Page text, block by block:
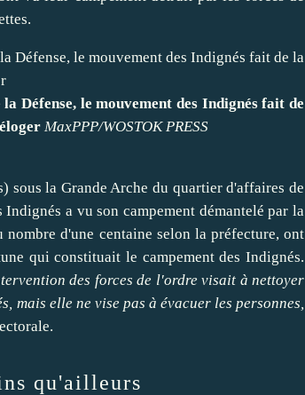
Défense, le mouvement des Indignés fait de
MaxPPP/WOSTOK PRESS
sous la Grande Arche du quartier d'affaires de
a vu son campement démantelé par la
d'une centaine selon la préfecture, ont
qui constituait le campement des Indignés.
des forces de l'ordre visait à nettoyer
mais elle ne vise pas à évacuer les personnes,
qu'ailleurs